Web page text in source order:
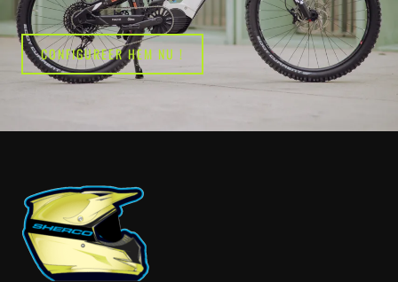
CONFIGUREER HEM NU !